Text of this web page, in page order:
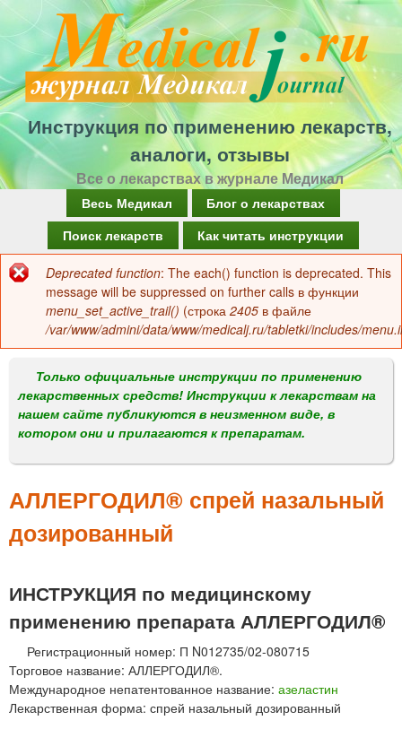
Перейти
к
основному
содержанию
Инструкция по применению лекарств,
аналоги, отзывы
Все о лекарствах в журнале Медикал
а
в
о
м
е
н
Весь Медикал
Блог о лекарствах
Поиск лекарств
Как читать инструкции
Сообщение
об
ошибке
Deprecated function: The each() function is deprecated. This
message will be suppressed on further calls в функции
menu_set_active_trail() (строка 2405 в файле
/var/www/admini/data/www/medicalj.ru/tabletki/includes/
Только официальные инструкции по применению
лекарственных средств! Инструкции к лекарствам на
нашем сайте публикуются в неизменном виде, в
котором они и прилагаются к препаратам.
АЛЛЕРГОДИЛ® спрей назальный
дозированный
ИНСТРУКЦИЯ по медицинскому
применению препарата АЛЛЕРГОДИЛ®
Регистрационный номер: П N012735/02-080715
Торговое название: АЛЛЕРГОДИЛ®.
Международное непатентованное название: азеластин
Лекарственная форма: спрей назальный дозированный